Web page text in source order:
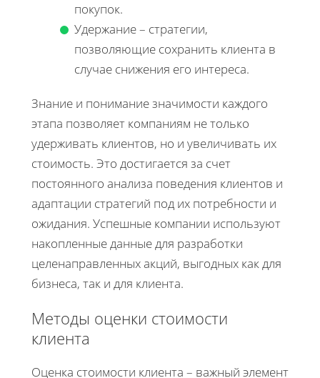
покупок.
Удержание – стратегии,
позволяющие сохранить клиента в
случае снижения его интереса.
Знание и понимание значимости каждого
этапа позволяет компаниям не только
удерживать клиентов, но и увеличивать их
стоимость. Это достигается за счет
постоянного анализа поведения клиентов и
адаптации стратегий под их потребности и
ожидания. Успешные компании используют
накопленные данные для разработки
целенаправленных акций, выгодных как для
бизнеса, так и для клиента.
Методы оценки стоимости
клиента
Оценка стоимости клиента – важный элемент